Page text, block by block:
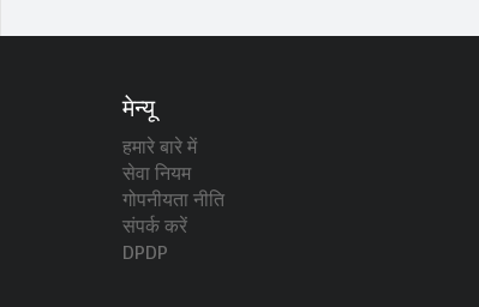
मेन्यू
हमारे बारे में
सेवा नियम
गोपनीयता नीति
संपर्क करें
DPDP